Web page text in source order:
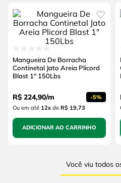
Mangueira De Borracha
Continetal Jato Areia Plicord
Blast 1" 150Lbs
R$ 224,90/m -5%
Ou em até 12xde R$ 19,73
ADICIONAR AO CARRINHO
Você viu todos